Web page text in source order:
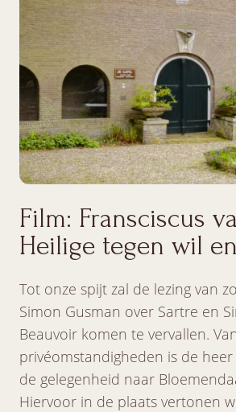
Film: Fransciscus
Heilige tegen wil
Tot onze spijt zal de lezing van
Simon Gusman over Sartre en
Beauvoir komen te vervallen.
privéomstandigheden is de
de gelegenheid naar
Hiervoor in de plaats vertonen